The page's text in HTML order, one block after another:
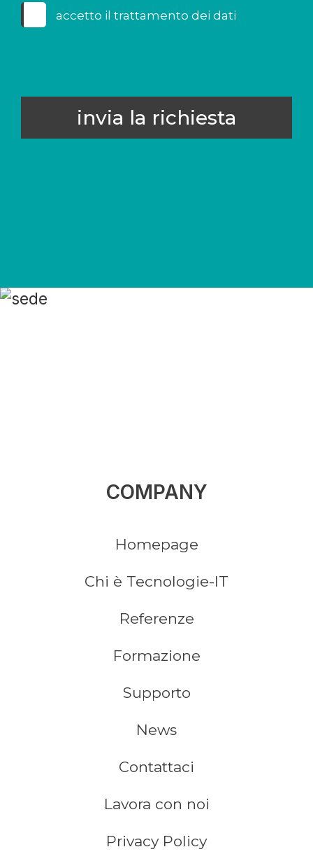
accetto il trattamento dei dati
invia la richiesta
COMPANY
Homepage
Chi è Tecnologie-IT
Referenze
Formazione
Supporto
News
Contattaci
Lavora con noi
Privacy Policy